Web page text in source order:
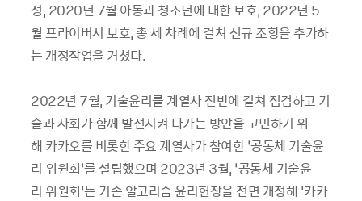
성, 2020년 7월 아동과 청소년에 대한 보호, 2022년 5
월 프라이버시 보호, 총 세 차례에 걸쳐 신규 조항을 추가하
는 개정작업을 거쳤다.
2022년 7월, 기술윤리를 계열사 전반에 걸쳐 점검하고 기
술과 사회가 함께 발전시켜 나가는 방안을 고민하기 위
해 카카오를 비롯한 주요 계열사가 참여한 ‘공동체 기술윤
리 위원회’를 설립했으며 2023년 3월, ‘공동체 기술윤
리 위원회’는 기존 알고리즘 윤리헌장을 전면 개정해 '카카